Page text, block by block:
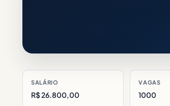
SALÁRIO
R$ 26.800,00
VAGAS
1000